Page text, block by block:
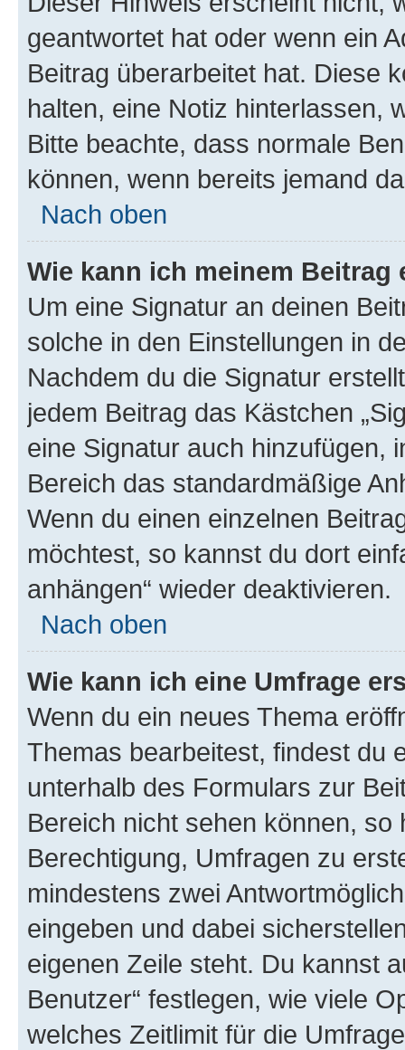
geantwortet hat oder wenn ein
Beitrag überarbeitet hat. Diese
halten, eine Notiz hinterlassen,
Bitte beachte, dass normale
können, wenn bereits jemand
Nach oben
Wie kann ich meinem
Um eine Signatur an deinen
solche in den Einstellungen in
Nachdem du die Signatur
jedem Beitrag das Kästchen
eine Signatur auch hinzufügen,
Bereich das standardmäßige
Wenn du einen einzelnen
möchtest, so kannst du dort
anhängen“ wieder deaktivieren.
Nach oben
Wie kann ich eine Umfrage
Wenn du ein neues Thema
Themas bearbeitest, findest du
unterhalb des Formulars zur
Bereich nicht sehen können,
Berechtigung, Umfragen zu
mindestens zwei
eingeben und dabei
eigenen Zeile steht. Du kannst
Benutzer“ festlegen, wie viele
welches Zeitlimit für die